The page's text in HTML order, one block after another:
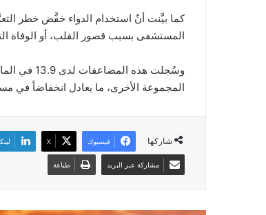
كما بيَّنت أنّ استخدام الدواء خفَّض خطر
المستشفى بسبب قصور القلب، أو الوفاة
المجموعة الأخرى، ما يعادل انخفاضاً في مستوى
شاركها فيسبوك ‫X
مشاركة عبر البريد طباعة